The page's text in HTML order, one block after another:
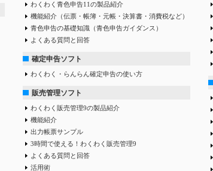
わくわく青色申告11の製品紹介
機能紹介（伝票・帳簿・元帳・決算書・消費税など）
青色申告の基礎知識（青色申告ガイダンス）
よくある質問と回答
確定申告ソフト
わくわく・らんらん確定申告の使い方
販売管理ソフト
わくわく販売管理9の製品紹介
機能紹介
出力帳票サンプル
3時間で使える！わくわく販売管理9
よくある質問と回答
活用術